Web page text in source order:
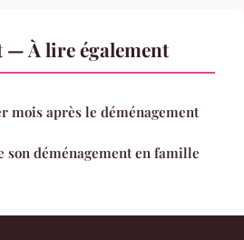
— À lire également
mois après le déménagement
déménagement en famille